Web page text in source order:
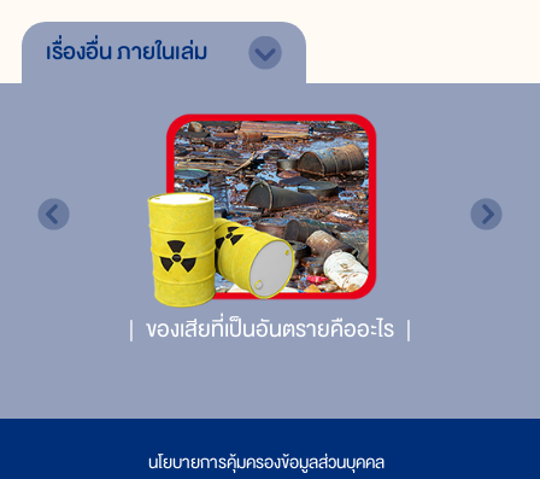
เรื่องอื่นภายในเล่ม
ของเสียที่เป็นอันตรายคืออะไร
นโยบายการคุ้มครองข้อมูลส่วนบุคคล